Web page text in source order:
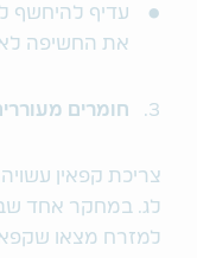
עדיף להיחשף
את החשיפה
חומרים
צריכת קפאין
לג. במחקר אחד
למזרח מצאו